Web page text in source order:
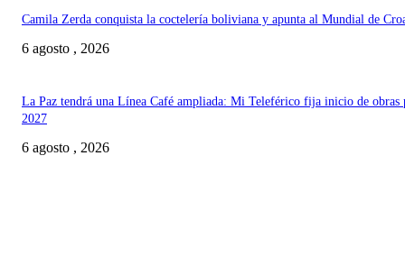
Camila Zerda conquista la coctelería boliviana y apunta al Mundial de
6 agosto , 2026
La Paz tendrá una Línea Café ampliada: Mi Teleférico fija inicio de obras
2027
6 agosto , 2026